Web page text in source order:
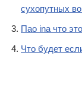
сухопутных
Пао ina что это
Что будет